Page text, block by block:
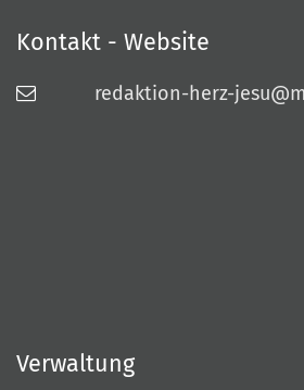
Kontakt - Website
redaktion-herz-
Verwaltung